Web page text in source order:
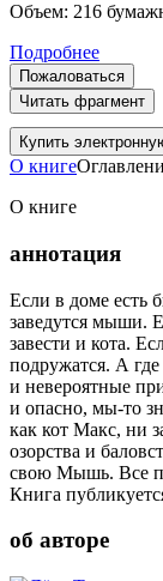
Объем: 216
Подробнее
Пожаловаться
Читать фрагмент
Купить
О книге
О книге
аннотация
Если в доме есть
заведутся мыши.
завести и кота.
подружатся. А
и невероятные
и опасно, мы-то
как кот Макс, ни
озорства и
свою Мышь. Все
Книга
об авторе